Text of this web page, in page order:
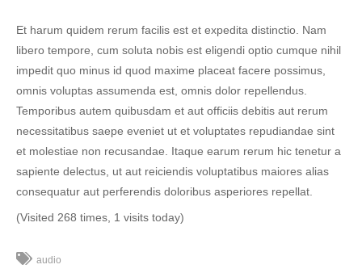
Et harum quidem rerum facilis est et expedita distinctio. Nam
libero tempore, cum soluta nobis est eligendi optio cumque nihil
impedit quo minus id quod maxime placeat facere possimus,
omnis voluptas assumenda est, omnis dolor repellendus.
Temporibus autem quibusdam et aut officiis debitis aut rerum
necessitatibus saepe eveniet ut et voluptates repudiandae sint
et molestiae non recusandae. Itaque earum rerum hic tenetur a
sapiente delectus, ut aut reiciendis voluptatibus maiores alias
consequatur aut perferendis doloribus asperiores repellat.
(Visited 268 times, 1 visits today)
audio